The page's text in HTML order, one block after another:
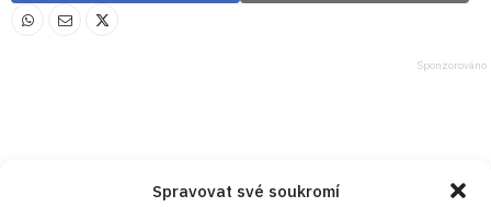
Spravovat své soukromí